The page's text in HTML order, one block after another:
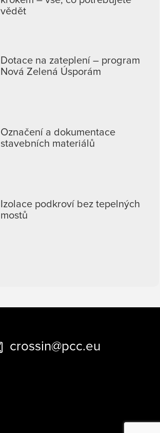
vědět
Dotace na zateplení – program
Nová Zelená Úsporám
Označení a dokumentace
stavebních materiálů
Izolace podkroví bez tepelných
mostů
crossin@pcc.eu